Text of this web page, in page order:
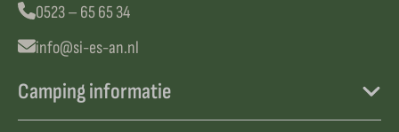
0523 – 65 65 34
info@si-es-an.nl
Camping informatie